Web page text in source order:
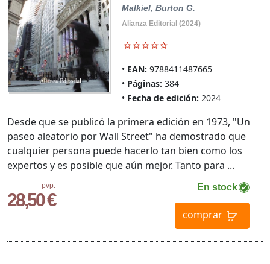
Malkiel, Burton G.
Alianza Editorial (2024)
EAN: 9788411487665
Páginas: 384
Fecha de edición: 2024
pvp.
28,50 €
En stock
comprar
Desde que se publicó la primera edición en 1973, "Un
paseo aleatorio por Wall Street" ha demostrado que
cualquier persona puede hacerlo tan bien como los
expertos y es posible que aún mejor. Tanto para ...